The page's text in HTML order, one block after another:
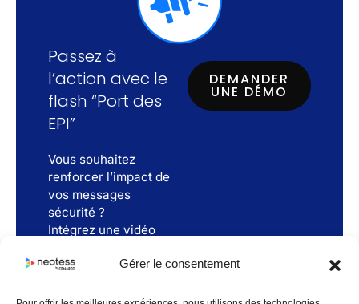
Gérer le consentement
Passez à
l’action avec le
flash “Port des
EPI”
Vous souhaitez
renforcer l’impact de
vos messages
sécurité ?
Intégrez une vidéo
des EPI dans votre
et transformez vos
DEMANDER
UNE DÉMO